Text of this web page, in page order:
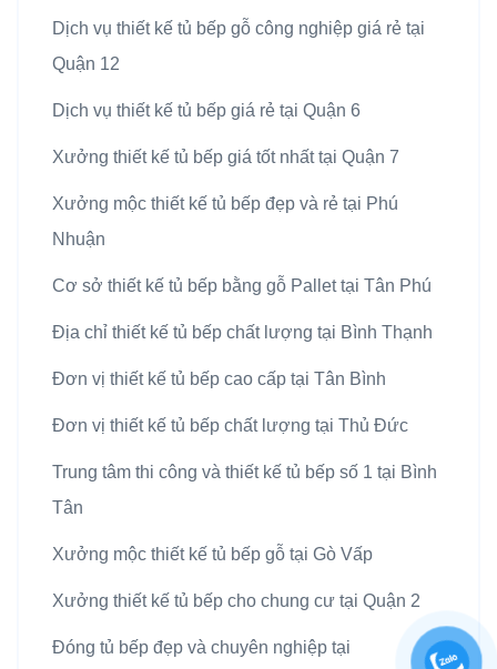
Dịch vụ thiết kế tủ bếp gỗ công nghiệp giá rẻ tại
Quận 12
Dịch vụ thiết kế tủ bếp giá rẻ tại Quận 6
Xưởng thiết kế tủ bếp giá tốt nhất tại Quận 7
Xưởng mộc thiết kế tủ bếp đẹp và rẻ tại Phú
Nhuận
Cơ sở thiết kế tủ bếp bằng gỗ Pallet tại Tân Phú
Địa chỉ thiết kế tủ bếp chất lượng tại Bình Thạnh
Đơn vị thiết kế tủ bếp cao cấp tại Tân Bình
Đơn vị thiết kế tủ bếp chất lượng tại Thủ Đức
Trung tâm thi công và thiết kế tủ bếp số 1 tại Bình
Tân
Xưởng mộc thiết kế tủ bếp gỗ tại Gò Vấp
Xưởng thiết kế tủ bếp cho chung cư tại Quận 2
Đóng tủ bếp đẹp và chuyên nghiệp tại